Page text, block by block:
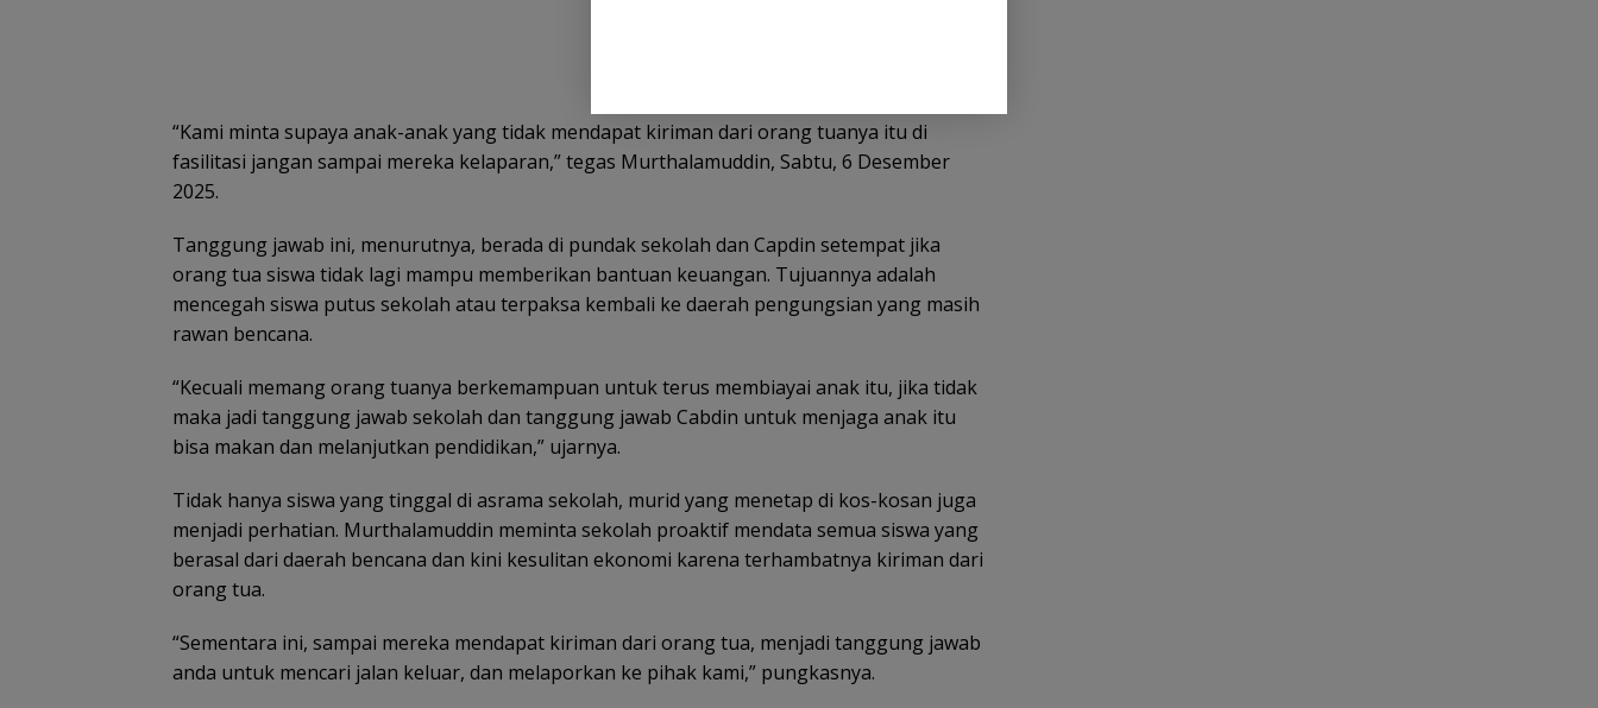
“Kami minta supaya anak-anak yang tidak mendapat kiriman dari orang tuanya itu di
fasilitasi jangan sampai mereka kelaparan,” tegas Murthalamuddin, Sabtu, 6 Desember
2025.
Tanggung jawab ini, menurutnya, berada di pundak sekolah dan Capdin setempat jika
orang tua siswa tidak lagi mampu memberikan bantuan keuangan. Tujuannya adalah
mencegah siswa putus sekolah atau terpaksa kembali ke daerah pengungsian yang masih
rawan bencana.
“Kecuali memang orang tuanya berkemampuan untuk terus membiayai anak itu, jika tidak
maka jadi tanggung jawab sekolah dan tanggung jawab Cabdin untuk menjaga anak itu
bisa makan dan melanjutkan pendidikan,” ujarnya.
Tidak hanya siswa yang tinggal di asrama sekolah, murid yang menetap di kos-kosan juga
menjadi perhatian. Murthalamuddin meminta sekolah proaktif mendata semua siswa yang
berasal dari daerah bencana dan kini kesulitan ekonomi karena terhambatnya kiriman dari
orang tua.
“Sementara ini, sampai mereka mendapat kiriman dari orang tua, menjadi tanggung jawab
anda untuk mencari jalan keluar, dan melaporkan ke pihak kami,” pungkasnya.